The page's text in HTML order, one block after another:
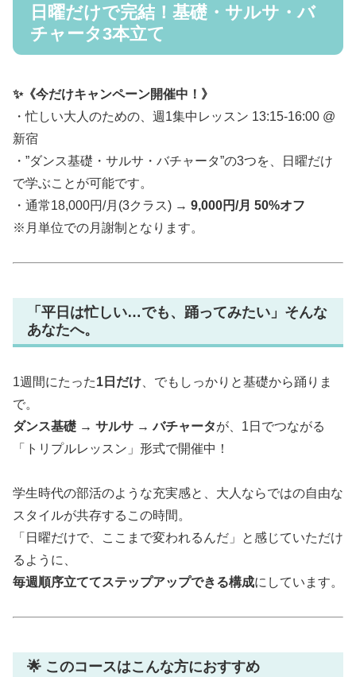
日曜だけで完結！基礎・サルサ・バ
チャータ3本立て
✨《今だけキャンペーン開催中！》
・忙しい大人のための、週1集中レッスン 13:15-16:00 @
新宿
・”ダンス基礎・サルサ・バチャータ”の3つを、日曜だけ
で学ぶことが可能です。
・通常18,000円/月(3クラス) → 9,000円/月 50%オフ
※月単位での月謝制となります。
「平日は忙しい…でも、踊ってみたい」そんな
あなたへ。
1週間にたった1日だけ 、でもしっかりと基礎から踊りま
で。
ダンス基礎 → サルサ → バチャータが、1日でつながる
「トリプルレッスン」形式で開催中！
学生時代の部活のような充実感と、大人ならではの自由な
スタイルが共存するこの時間。
「日曜だけで、ここまで変われるんだ」と感じていただけ
るように、
毎週順序立ててステップアップできる構成にしています。
🌟 このコースはこんな方におすすめ